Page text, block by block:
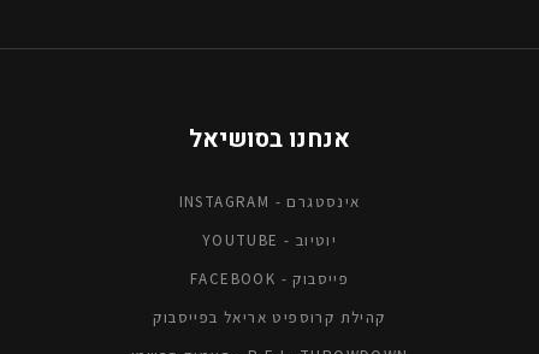
אנחנו בסושיאל
אינסטגרם - INSTAGRAM
יוטיוב - YOUTUBE
פייסבוק - FACEBOOK
קהילת קרוספיט אריאל בפייסבוק